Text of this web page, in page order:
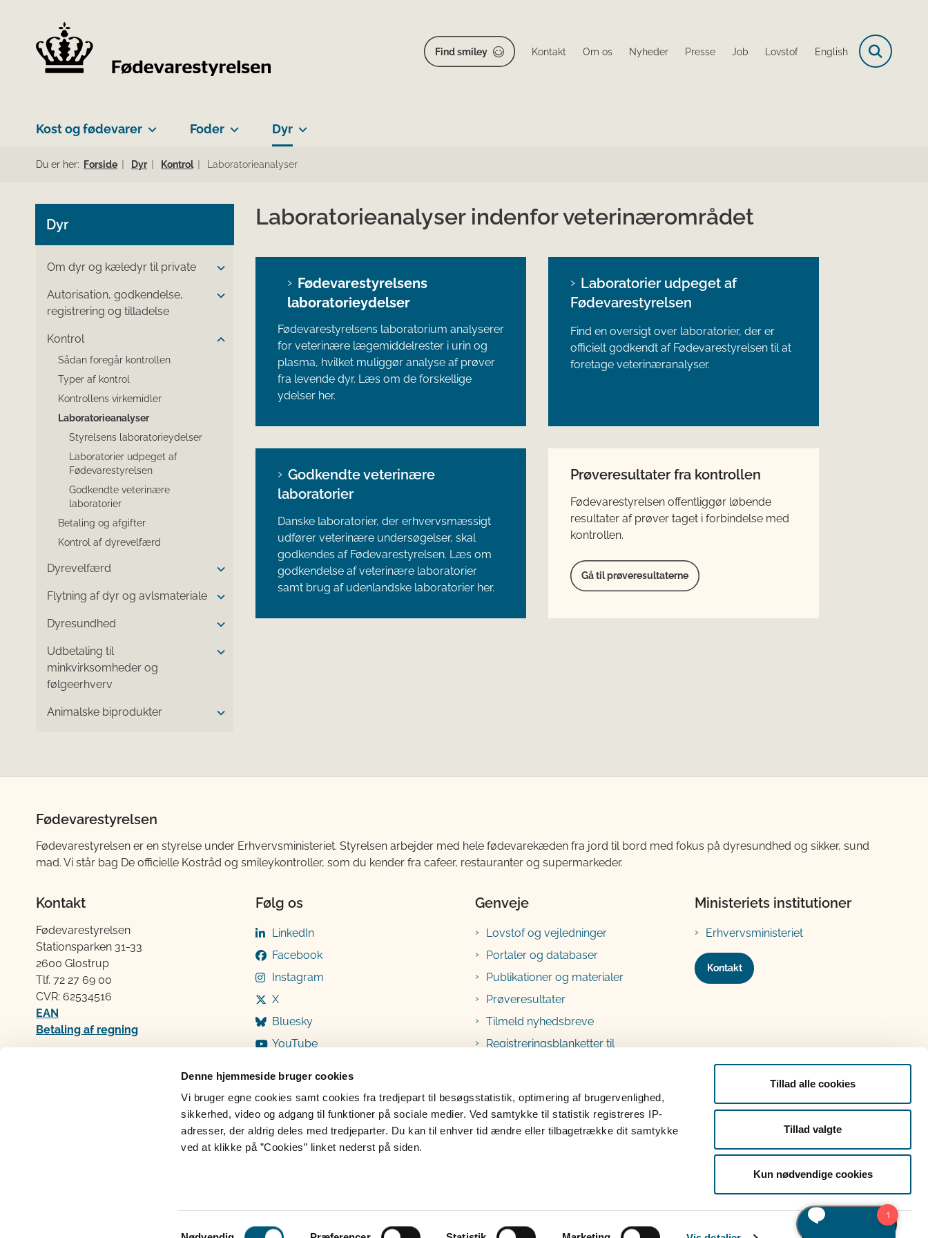
Denne hjemmeside bruger cookies
Vi bruger egne cookies samt cookies fra tredjepart til besøgsstatistik, optimering af brugervenlighed,
sikkerhed, video og adgang til funktioner på sociale medier. Ved samtykke til statistik registreres IP-
adresser, der aldrig deles med tredjeparter. Du kan til enhver tid ændre eller tilbagetrække dit samtykke
ved at klikke på ”Cookies” linket nederst på siden.
Samtykkevalg
Tillad alle cookies
Tillad valgte
Kun nødvendige cookies
Find smiley Kontakt Om os Nyheder Presse Job Lovstof English
Kost og fødevarer Foder Dyr
Du er her: Forside Dyr Kontrol Laboratorieanalyser
Dyr
Om dyr og kæledyr til private
Autorisation, godkendelse,
registrering og tilladelse
Kontrol
Sådan foregår kontrollen
Typer af kontrol
Kontrollens virkemidler
Laboratorieanalyser
Styrelsens laboratorieydelser
Laboratorier udpeget af
Fødevarestyrelsen
Godkendte veterinære
laboratorier
Betaling og afgifter
Kontrol af dyrevelfærd
Dyrevelfærd
Flytning af dyr og avlsmateriale
Dyresundhed
Udbetaling til
minkvirksomheder og
følgeerhverv
Animalske biprodukter
Laboratorieanalyser indenfor veterinærområdet
Fødevarestyrelsens
laboratorieydelser
Fødevarestyrelsens laboratorium analyserer
for veterinære lægemiddelrester i urin og
plasma, hvilket muliggør analyse af prøver
fra levende dyr. Læs om de forskellige
ydelser her.
Laboratorier udpeget af
Fødevarestyrelsen
Find en oversigt over laboratorier, der er
officielt godkendt af Fødevarestyrelsen til at
foretage veterinæranalyser.
Godkendte veterinære
laboratorier
​​​​Danske laboratorier, der erhvervsmæssigt
udfører veterinære undersøgelser, skal
godkendes af Fødevarestyrelsen. Læs om
godkendelse af veterinære laboratorier
samt brug af udenlandske laboratorier her.
Prøveresultater fra kontrollen
Fødevarestyrelsen offentliggør løbende
resultater af prøver taget i forbindelse med
kontrollen.
Gå til prøveresultaterne
Fødevarestyrelsen
Fødevarestyrelsen er en styrelse under Erhvervsministeriet. Styrelsen arbejder med hele fødevarekæden fra jord til bord med fokus på dyresundhed og sikker, sund
mad. Vi står bag De officielle Kostråd og smileykontroller, som du kender fra cafeer, restauranter og supermarkeder.
Kontakt
Fødevarestyrelsen
Stationsparken 31-33
2600 Glostrup
Tlf. 72 2​​​7 69 00
CVR: 62534516
EAN
Betaling af regning
Følg os
LinkedIn
Facebook
Instagram
X
Bluesky
YouTube
Genveje
Lovstof og vejledninger
Portaler og databaser
Publikationer og materialer
Prøveresultater
Tilmeld nyhedsbreve
Registreringsblanketter til
Ministeriets institutioner
Erhvervsministeriet
Kontakt
Persondatabeskyttelse Tilgængelighedserklæring Klage